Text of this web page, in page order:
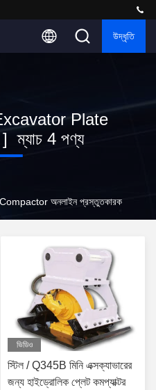
উদ্ধৃতি
Plate
ম্যাচ 4 পণ্য
অনলাইন প্রস্তুতকারক
ভিডিও
স্টিল / Q345B মিনি এক্সক্যাভারের
জন্য হাইড্রোলিক প্লেট কমপ্যাক্টর